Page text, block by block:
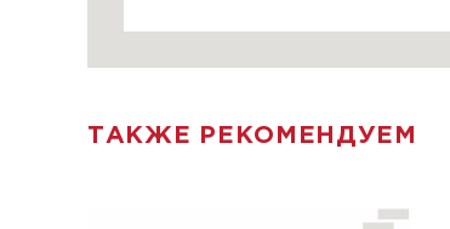
ТАКЖЕ РЕКОМЕНДУЕМ